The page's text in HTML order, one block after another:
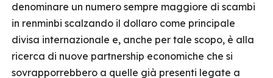
denominare un numero sempre maggiore di scambi
in renminbi scalzando il dollaro come principale
divisa internazionale e, anche per tale scopo, è alla
ricerca di nuove partnership economiche che si
sovrapporrebbero a quelle già presenti legate a